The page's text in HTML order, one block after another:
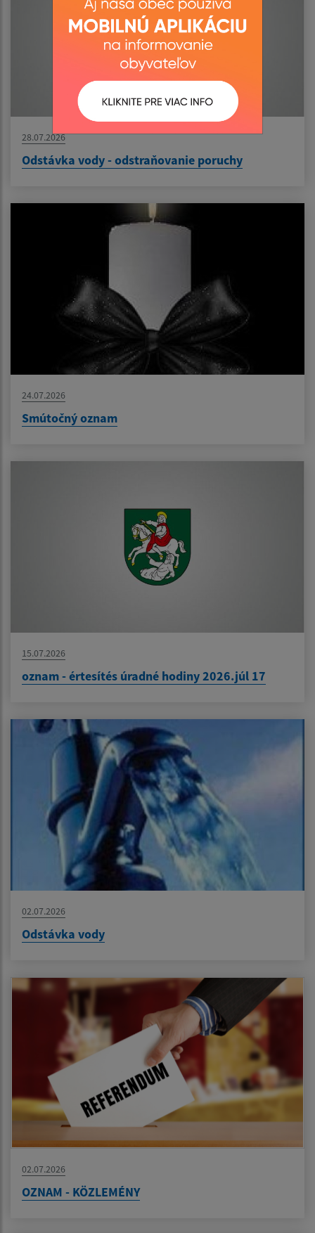
28.07.2026
Odstávka vody - odstraňovanie poruchy
24.07.2026
Smútočný oznam
15.07.2026
oznam - értesítés úradné hodiny 2026.júl 17
02.07.2026
Odstávka vody
02.07.2026
OZNAM - KÖZLEMÉNY